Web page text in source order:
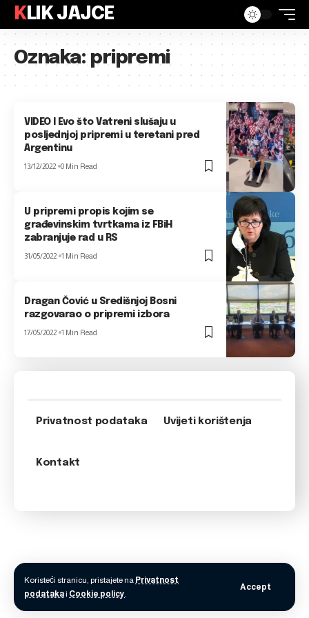
Koristeći stranicu, pristajete na Privatnost
podatakai Cookie policy.
Accept
KLIK JAJCE
Oznaka:pripremi
VIDEO I Evo što Vatreni slušaju u
posljednjoj pripremi u teretani pred
Argentinu
13/12/2022 0 Min Read
U pripremi propis kojim se
građevinskim tvrtkama iz FBiH
zabranjuje rad u RS
31/05/2022 1 Min Read
Dragan Čović u Središnjoj Bosni
razgovarao o pripremi izbora
17/05/2022 1 Min Read
Privatnost podataka Uvijeti korištenja
Kontakt